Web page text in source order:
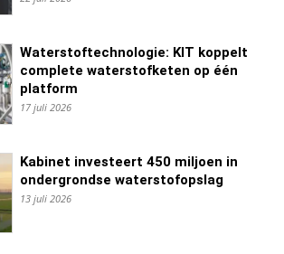
Waterstoftechnologie: KIT koppelt
complete waterstofketen op één
platform
17 juli 2026
Kabinet investeert 450 miljoen in
ondergrondse waterstofopslag
13 juli 2026